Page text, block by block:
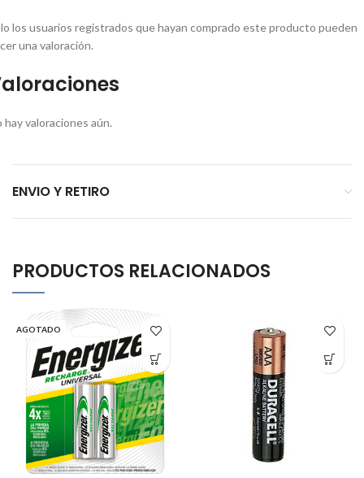
hay valoraciones aún.
los usuarios registrados que hayan comprado este producto pueden
una valoración.
ENVIO Y RETIRO
PRODUCTOS RELACIONADOS
AGOTADO